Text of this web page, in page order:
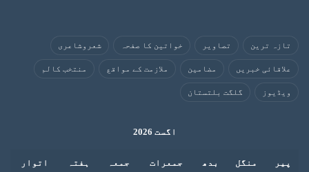
تازہ ترین تصاویر خواتین کا صفحہ شعروشاعری
علاقائی خبریں مضامین ملازمت کے مواقع منتخب کالم
ویڈیوز گلگت بلتستان
اگست 2026
پیر منگل بدھ جمعرات جمعہ ہفتہ اتوار